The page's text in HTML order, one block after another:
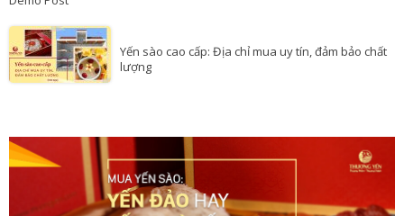
Yến sào cao cấp: Địa chỉ mua uy tín, đảm bảo chất
lượng